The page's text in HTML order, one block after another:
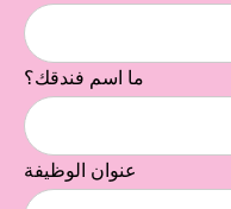
ما اسم فندقك؟
عنوان الوظيفة